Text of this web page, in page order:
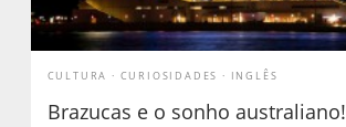
CULTURA CURIOSIDADES INGLÊS
Brazucas e o sonho australiano!